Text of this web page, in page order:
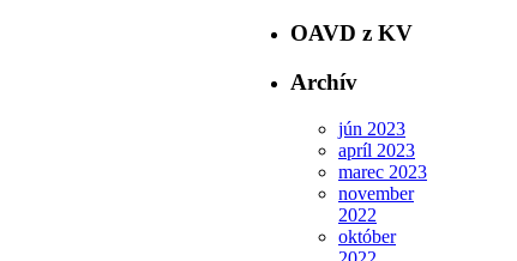
OAVD z KV
Archív
jún 2023
apríl 2023
marec 2023
november
2022
október